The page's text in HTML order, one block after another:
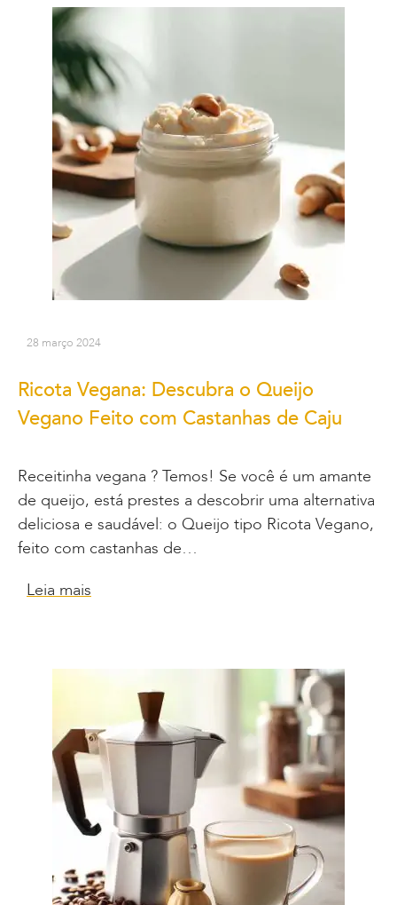
28 março 2024
Ricota Vegana: Descubra o Queijo
Vegano Feito com Castanhas de Caju
Receitinha vegana ? Temos! Se você é um amante
de queijo, está prestes a descobrir uma alternativa
deliciosa e saudável: o Queijo tipo Ricota Vegano,
feito com castanhas de…
Leia mais